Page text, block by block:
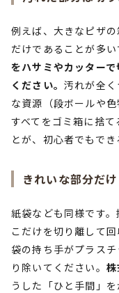
例えば、大きなピザ
だけであることが多い
をハサミやカッター
ください。 汚れが全
な資源（段ボールや
すべてをゴミ箱に捨
とが、初心者でもでき
きれいな部分だ
紙袋なども同様です
こだけを切り離して
袋の持ち手がプラス
り除いてください。
うした「ひと手間」